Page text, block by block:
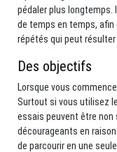
pédaler plus longtemps.
de temps en temps, afin
répétés qui peut résulter
Des objectifs
Lorsque vous
Surtout si vous utilisez
essais peuvent être non
décourageants en
de parcourir en une